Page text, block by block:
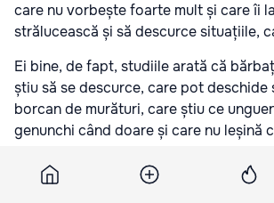
care nu vorbește foarte mult și care îi
strălucească și să descurce situațiile,
Ei bine, de fapt, studiile arată că
știu să se descurce, care pot deschide
borcan de murături, care știu ce
genunchi când doare și care nu leșină
Femeia frumoasă